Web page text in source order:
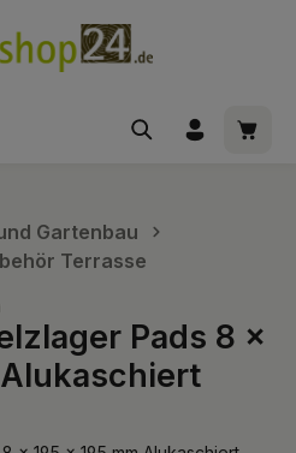
Gartenbau
Terrasse
von 0 von 5 SternenPads 8 x
Alukaschiert